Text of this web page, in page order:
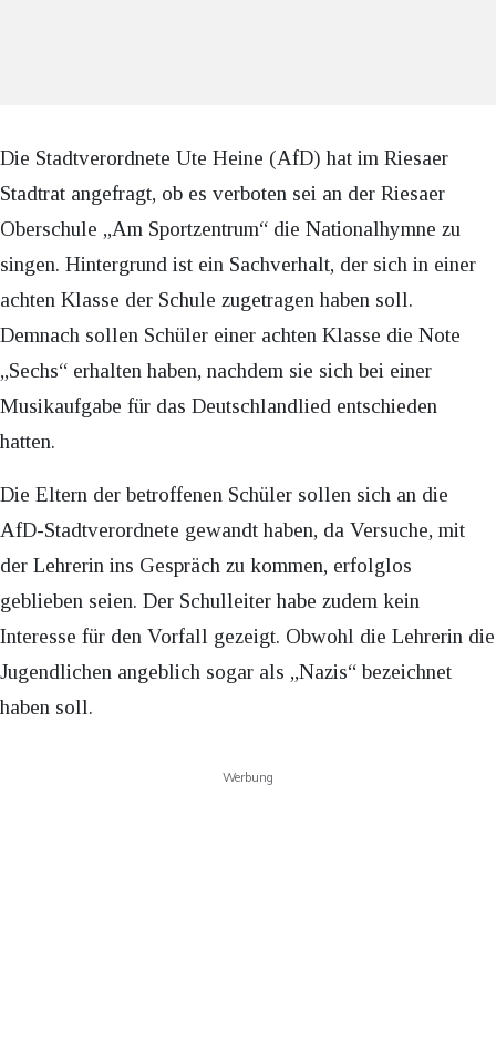
Die Stadtverordnete Ute Heine (AfD) hat im Riesaer
Stadtrat angefragt, ob es verboten sei an der Riesaer
Oberschule „Am Sportzentrum“ die Nationalhymne zu
singen. Hintergrund ist ein Sachverhalt, der sich in einer
achten Klasse der Schule zugetragen haben soll.
Demnach sollen Schüler einer achten Klasse die Note
„Sechs“ erhalten haben, nachdem sie sich bei einer
Musikaufgabe für das Deutschlandlied entschieden
hatten.
Die Eltern der betroffenen Schüler sollen sich an die
AfD-Stadtverordnete gewandt haben, da Versuche, mit
der Lehrerin ins Gespräch zu kommen, erfolglos
geblieben seien. Der Schulleiter habe zudem kein
Interesse für den Vorfall gezeigt. Obwohl die Lehrerin die
Jugendlichen angeblich sogar als „Nazis“ bezeichnet
haben soll.
Werbung